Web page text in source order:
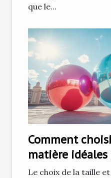
que le...
Comment
matière
ballon hélium
Le choix de la taille